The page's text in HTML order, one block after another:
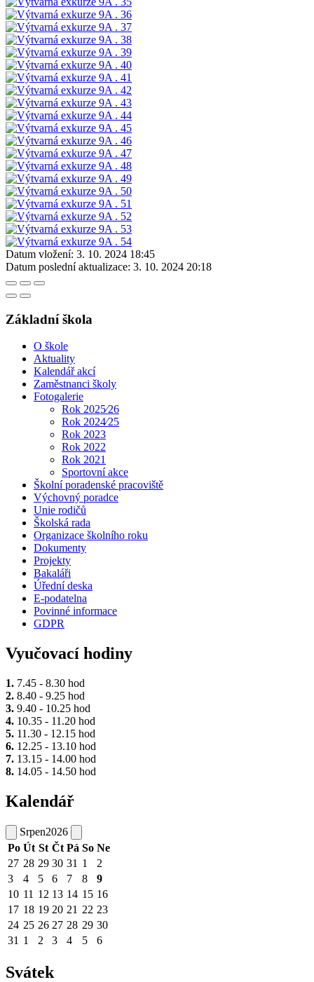
Datum vložení: 3. 10. 2024 18:45
Datum poslední aktualizace: 3. 10. 2024 20:18
Základní škola
O škole
Aktuality
Kalendář akcí
Zaměstnanci školy
Fotogalerie
Rok 2025⁄26
Rok 2024⁄25
Rok 2023
Rok 2022
Rok 2021
Sportovní akce
Školní poradenské pracoviště
Výchovný poradce
Unie rodičů
Školská rada
Organizace školního roku
Dokumenty
Projekty
Bakaláři
Úřední deska
E-podatelna
Povinné informace
GDPR
Vyučovací hodiny
1. 7.45 - 8.30 hod
2. 8.40 - 9.25 hod
3. 9.40 - 10.25 hod
4. 10.35 - 11.20 hod
5. 11.30 - 12.15 hod
6. 12.25 - 13.10 hod
7. 13.15 - 14.00 hod
8. 14.05 - 14.50 hod
Kalendář
Srpen2026
Po Út St Čt Pá So Ne
27 28 29 30 31 1
2
3
4 5 6 7 8
9
10 11 12 13 14 15 16
17 18 19 20 21 22 23
24 25 26 27 28 29 30
31 1 2 3 4 5 6
Svátek